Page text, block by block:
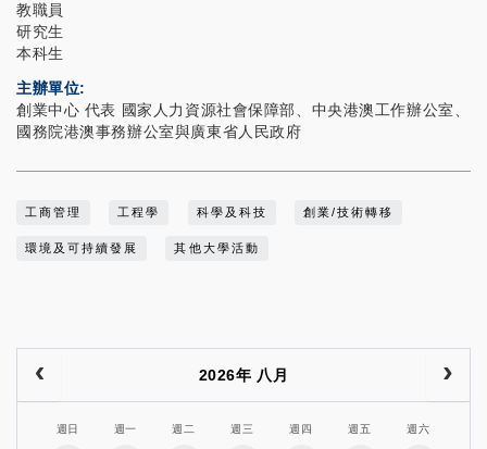
教職員
研究生
本科生
主辦單位
創業中心 代表 國家人力資源社會保障部、中央港澳工作辦公室、
國務院港澳事務辦公室與廣東省人民政府
工商管理 工程學 科學及科技 創業/技術轉移
環境及可持續發展 其他大學活動
2026年 八月
週日 週一 週二 週三 週四 週五 週六